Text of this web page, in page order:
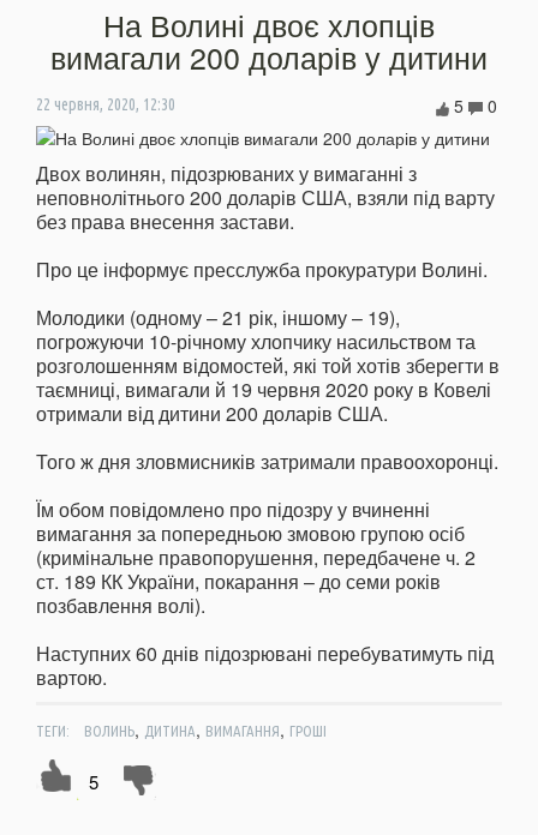
На Волині двоє хлопців
вимагали 200 доларів у дитини
22 червня, 2020, 12:30 0
5
Двох волинян, підозрюваних у вимаганні з
неповнолітнього 200 доларів США, взяли під варту
без права внесення застави.
Про це інформує пресслужба прокуратури Волині.
Молодики (одному – 21 рік, іншому – 19),
погрожуючи 10-річному хлопчику насильством та
розголошенням відомостей, які той хотів зберегти в
таємниці, вимагали й 19 червня 2020 року в Ковелі
отримали від дитини 200 доларів США.
Того ж дня зловмисників затримали правоохоронці.
Їм обом повідомлено про підозру у вчиненні
вимагання за попередньою змовою групою осіб
(кримінальне правопорушення, передбачене ч. 2
ст. 189 КК України, покарання – до семи років
позбавлення волі).
Наступних 60 днів підозрювані перебуватимуть під
вартою.
ТЕГИ: ВОЛИНЬ, ДИТИНА, ВИМАГАННЯ, ГРОШІ
5